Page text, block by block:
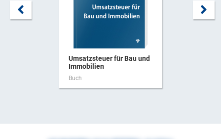
Umsatzsteuer für Bau und
Immobilien
Buch